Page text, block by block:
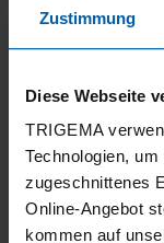
Zustimmung
Diese Webseite
TRIGEMA
Technologien,
zugeschnittenes
Online-Angebot
kommen auf